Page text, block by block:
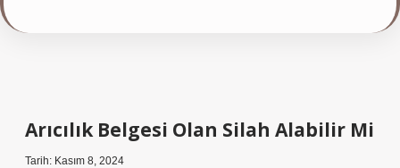
Arıcılık Belgesi Olan Silah Alabilir Mi
Tarih: Kasım 8, 2024